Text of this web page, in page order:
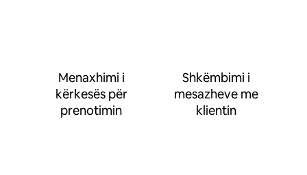
Menaxhimi i
kërkesës për
prenotimin
Shkëmbimi i
mesazheve me
klientin